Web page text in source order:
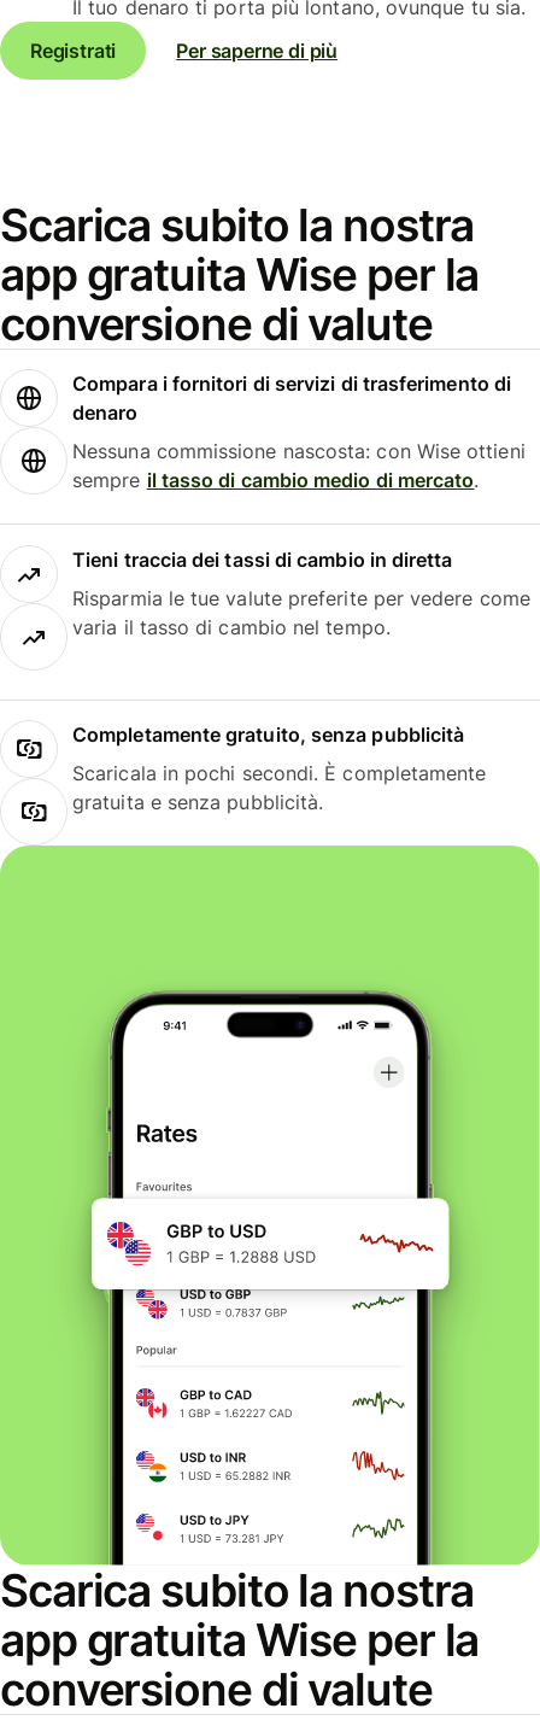
Il tuo denaro ti porta più lontano, ovunque tu sia.
Registrati
Per saperne di più
Scarica subito la nostra
app gratuita Wise per la
conversione di valute
Compara i fornitori di servizi di trasferimento di
denaro
Nessuna commissione nascosta: con Wise ottieni
sempre il tasso di cambio medio di mercato.
Tieni traccia dei tassi di cambio in diretta
Risparmia le tue valute preferite per vedere come
varia il tasso di cambio nel tempo.
Completamente gratuito, senza pubblicità
Scaricala in pochi secondi. È completamente
gratuita e senza pubblicità.
Scarica subito la nostra
app gratuita Wise per la
conversione di valute